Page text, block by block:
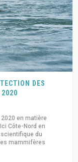
DES
2020
en matière
Côte-Nord en
du
mammifères